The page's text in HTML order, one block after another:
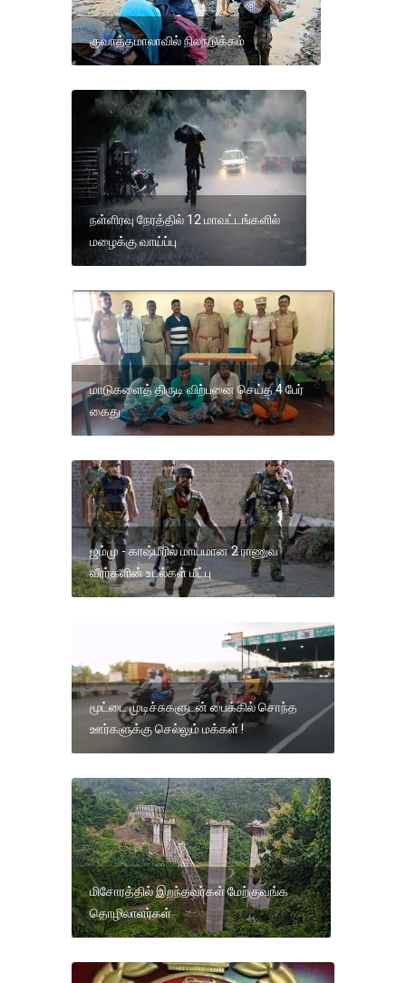
குவாத்தமாலாவில் நிலநடுக்கம்
நள்ளிரவு நேரத்தில் 12 மாவட்டங்களில்
மழைக்கு வாய்ப்பு
மாடுகளைத் திருடி விற்பனை செய்த 4 பேர்
கைது
ஜம்மு - காஷ்மீரில் மாயமான 2 ராணுவ
வீரர்களின் உடல்கள் மீட்பு
மூட்டை முடிச்சுகளுடன் பைக்கில் சொந்த
ஊர்களுக்கு செல்லும் மக்கள் !
மிசோரத்தில் இறந்தவர்கள் மேற்குவங்க
தொழிலாளர்கள்